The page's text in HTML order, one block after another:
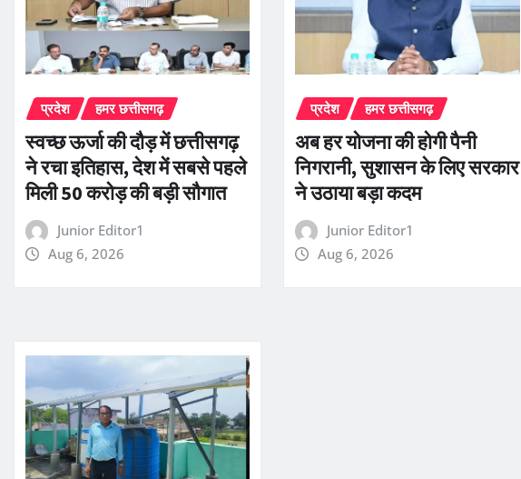
प्रदेश हमर छत्तीसगढ़
स्वच्छ ऊर्जा की दौड़ में छत्तीसगढ़
ने रचा इतिहास, देश में सबसे पहले
मिली 50 करोड़ की बड़ी सौगात
Junior Editor1
Aug 6, 2026
प्रदेश हमर छत्तीसगढ़
अब हर योजना की होगी पैनी
निगरानी, सुशासन के लिए सरकार
ने उठाया बड़ा कदम
Junior Editor1
Aug 6, 2026